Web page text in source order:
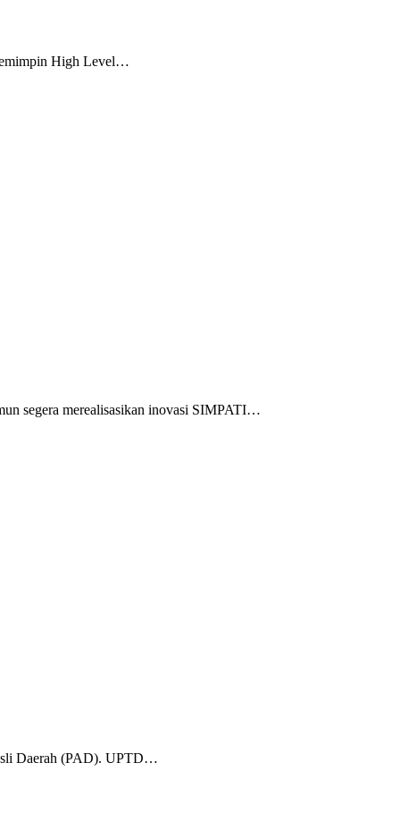
High Level…
segera merealisasikan inovasi SIMPATI…
Daerah (PAD). UPTD…